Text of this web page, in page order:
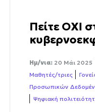
Πείτε ΟΧΙ
Ημ/νια: 20 Μάι 2025
Μαθητές/τριες
Προσωπικών
Ψηφιακή